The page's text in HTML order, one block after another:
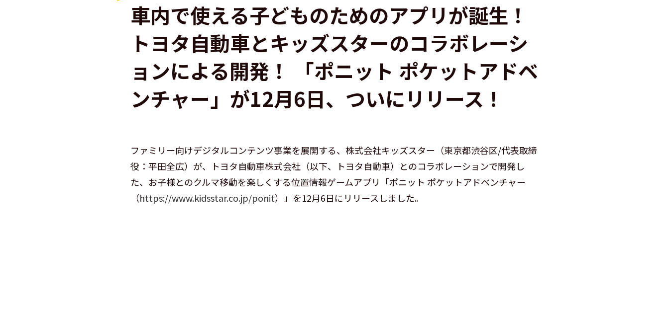
車内で使える子どものためのアプリが誕生！
トヨタ自動車とキッズスターのコラボレーシ
ョンによる開発！ 「ポニット ポケットアドベ
ンチャー」が12月6日、ついにリリース！
ファミリー向けデジタルコンテンツ事業を展開する、株式会社キッズスター（東京都渋谷区/代表取締
役：平田全広）が、トヨタ自動車株式会社（以下、トヨタ自動車）とのコラボレーションで開発し
た、お子様とのクルマ移動を楽しくする位置情報ゲームアプリ「ポニット ポケットアドベンチャー
（https://www.kidsstar.co.jp/ponit）」を12月6日にリリースしました。